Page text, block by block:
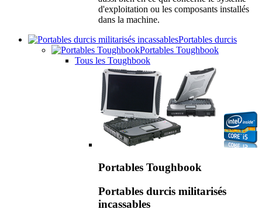
d'exploitation ou les composants installés
dans la machine.
Portables durcis
Portables Toughbook
Tous les Toughbook
Portables Toughbook
Portables durcis militarisés
incassables